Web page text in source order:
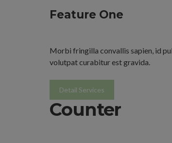
Feature One
Morbi fringilla convallis sapien, id
volutpat curabitur est gravida.
Detail Services
Counter